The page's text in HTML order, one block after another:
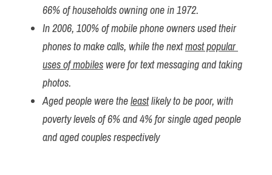
66% of households owning one in 1972.
In 2006, 100% of mobile phone owners used their
phones to make calls, while the next most popular
uses of mobiles were for text messaging and taking
photos.
Aged people were the least likely to be poor, with
poverty levels of 6% and 4% for single aged people
and aged couples respectively